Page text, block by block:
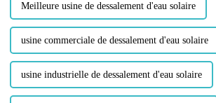
Meilleure usine de dessalement d'eau solaire
usine commerciale de dessalement d'eau solaire
usine industrielle de dessalement d'eau solaire